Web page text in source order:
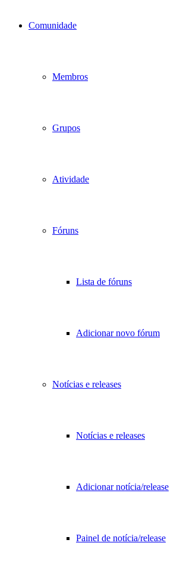
Comunidade
Membros
Grupos
Atividade
Fóruns
Lista de fóruns
Adicionar novo fórum
Notícias e releases
Notícias e releases
Adicionar notícia/release
Painel de notícia/release